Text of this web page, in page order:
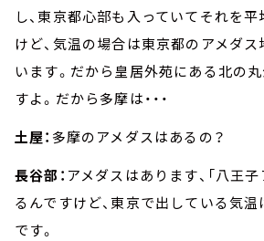
し、東京都心部も入っていてそれを平
けど、気温の場合は東京都のアメダ
います。だから皇居外苑にある北の
すよ。だから多摩は・・・
土屋： 多摩のアメダスはあるの？
長谷部： アメダスはあります、「八王
るんですけど、東京で出している気
です。